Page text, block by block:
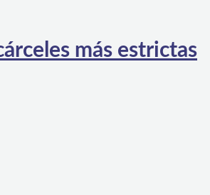
más estrictas